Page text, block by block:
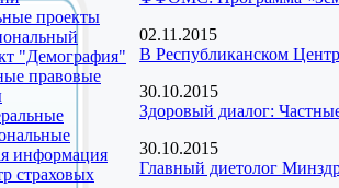
проекты
"Демография"
правовые
информация
страховых
02.11.2015
В Республиканском
30.10.2015
Здоровый диалог:
30.10.2015
Главный диетолог